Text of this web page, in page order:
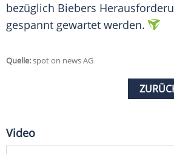
bezüglich Biebers
gespannt gewartet werden.
Quelle:spot on news AG
Video